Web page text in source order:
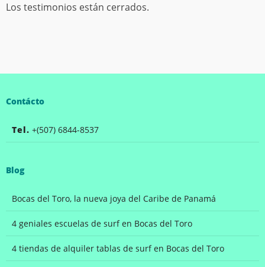
Los testimonios están cerrados.
Contácto
Tel. +(507) 6844-8537
Blog
Bocas del Toro, la nueva joya del Caribe de Panamá
4 geniales escuelas de surf en Bocas del Toro
4 tiendas de alquiler tablas de surf en Bocas del Toro